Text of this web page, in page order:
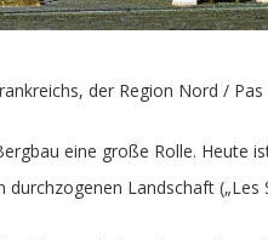
der Region Nord /
eine große Rolle.
Landschaft